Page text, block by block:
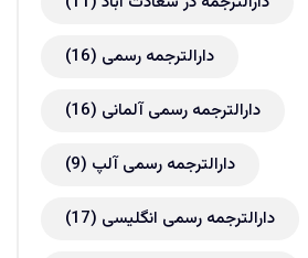
دارالترجمه رسمی (16)
دارالترجمه رسمی آلمانی (16)
دارالترجمه رسمی آلپ (9)
دارالترجمه رسمی انگلیسی (17)